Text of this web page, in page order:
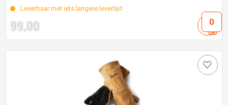
Leverbaar met iets langere levertijd
99,00